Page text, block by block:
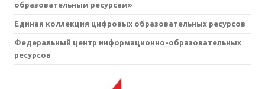
образовательным ресурсам»
Единая коллекция цифровых образовательных ресурсов
Федеральный центр информационно-образовательных
ресурсов